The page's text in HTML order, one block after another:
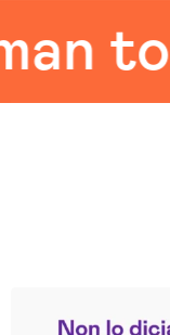
touch
Trustpilot